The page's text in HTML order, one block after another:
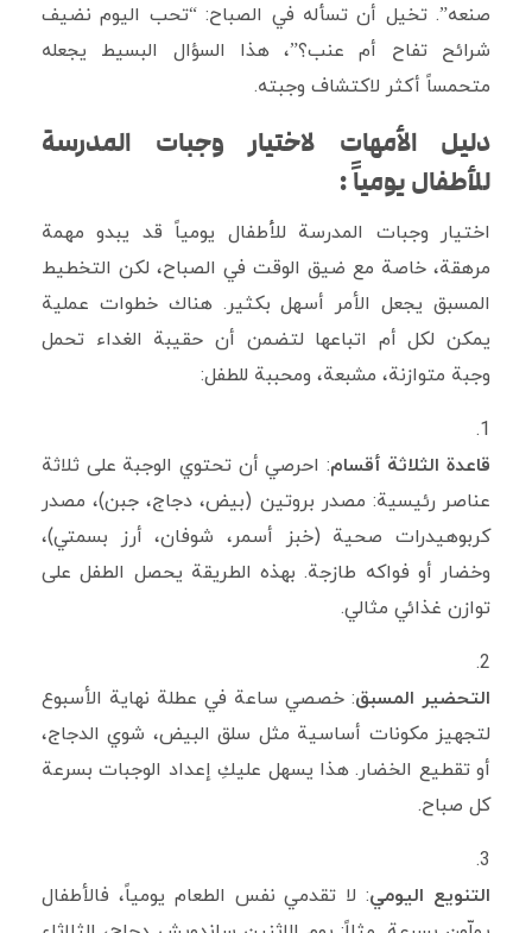
صنعه”. تخيل أن تسأله في الصباح: “تحب اليوم نضيف
شرائح تفاح أم عنب؟”، هذا السؤال البسيط يجعله
متحمساً أكثر لاكتشاف وجبته.
دليل الأمهات لاختيار وجبات المدرسة
للأطفال يومياً :
اختيار وجبات المدرسة للأطفال يومياً قد يبدو مهمة
مرهقة، خاصة مع ضيق الوقت في الصباح، لكن التخطيط
المسبق يجعل الأمر أسهل بكثير. هناك خطوات عملية
يمكن لكل أم اتباعها لتضمن أن حقيبة الغداء تحمل
وجبة متوازنة، مشبعة، ومحببة للطفل:
قاعدة الثلاثة أقسام: احرصي أن تحتوي الوجبة على ثلاثة
عناصر رئيسية: مصدر بروتين (بيض، دجاج، جبن)، مصدر
كربوهيدرات صحية (خبز أسمر، شوفان، أرز بسمتي)،
وخضار أو فواكه طازجة. بهذه الطريقة يحصل الطفل على
توازن غذائي مثالي.
التحضير المسبق: خصصي ساعة في عطلة نهاية الأسبوع
لتجهيز مكونات أساسية مثل سلق البيض، شوي الدجاج،
أو تقطيع الخضار. هذا يسهل عليكِ إعداد الوجبات بسرعة
كل صباح.
التنويع اليومي: لا تقدمي نفس الطعام يومياً، فالأطفال